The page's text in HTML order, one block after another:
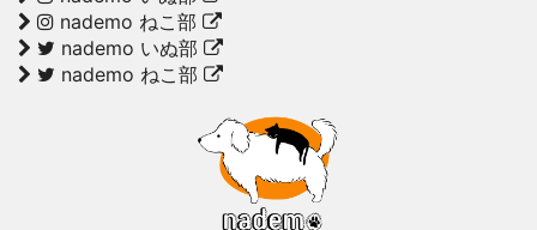
nademo ねこ部
nademo いぬ部
nademo ねこ部